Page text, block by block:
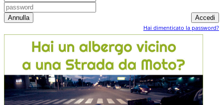
Hai dimenticato la password?